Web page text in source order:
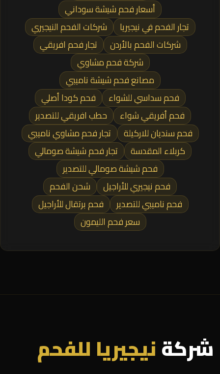
أسعار فحم شيشة سوداني
تجار الفحم في نيجيريا
شركات الفحم النيجيري
شركات الفحم بالأردن
تجار فحم افريقي
شركة فحم مشاوي
مصانع فحم شيشة ناميبي
فحم سداسي للشواء
فحم كودا أصلي
فحم أفريقي شواء
حطب افريقي للتصدير
فحم سنديان للاركيلة
تجار فحم مشاوي ناميبي
كربلاء المقدسة
تجار فحم شيشة صومالي
فحم شيشة صومالي للتصدير
فحم نيجيري للأراجيل
شحن الفحم
فحم ناميبي للتصدير
فحم برتقال للأراجيل
سعر فحم الليمون
شركةنيجيريا للفحم